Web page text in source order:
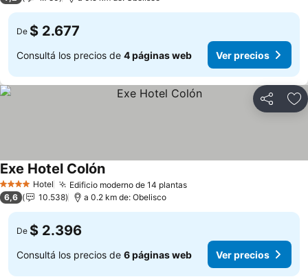
De $ 2.677
Consultá los precios de 4 páginas web Ver precios
Compartir
4 EstrellasHotel Edificio moderno de 14 plantas
Exe Hotel Colón
6,6 10.538 a 0.2 km de: Obelisco
De $ 2.396
Consultá los precios de 6 páginas web Ver precios